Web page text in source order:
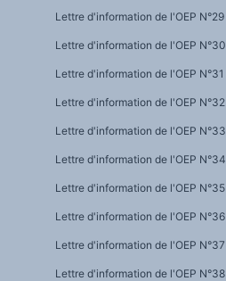
Lettre d'information de l'OEP N°29
Lettre d'information de l'OEP N°30
Lettre d'information de l'OEP N°31
Lettre d'information de l'OEP N°32
Lettre d'information de l'OEP N°33
Lettre d'information de l'OEP N°34
Lettre d'information de l'OEP N°35
Lettre d'information de l'OEP N°36
Lettre d'information de l'OEP N°37
Lettre d'information de l'OEP N°38